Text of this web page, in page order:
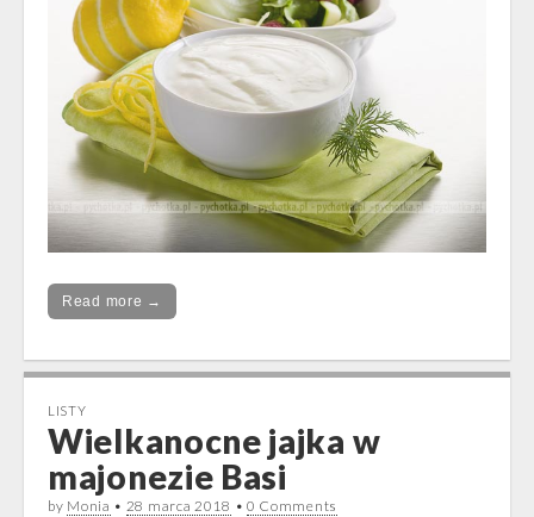
Read more →
LISTY
Wielkanocne jajka w
majonezie Basi
by Monia • 28 marca 2018 • 0 Comments